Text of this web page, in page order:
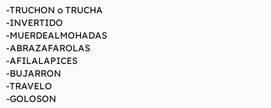
m
a
-TRUCHON o TRUCHA
-INVERTIDO
-MUERDEALMOHADAS
-ABRAZAFAROLAS
-AFILALAPICES
-BUJARRON
-TRAVELO
-GOLOSON